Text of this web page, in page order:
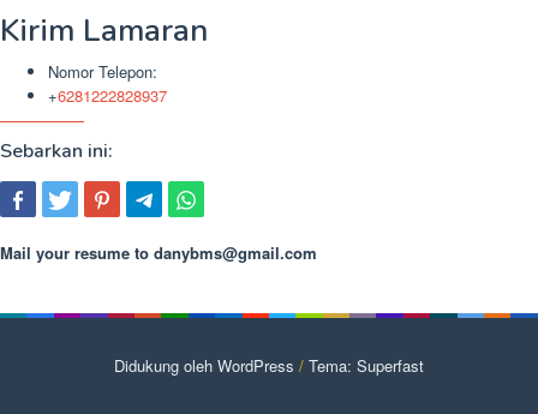
Kirim Lamaran
Nomor Telepon:
+6281222828937
Sebarkan ini:
Mail your resume to danybms@gmail.com
Didukung oleh WordPress / Tema: Superfast